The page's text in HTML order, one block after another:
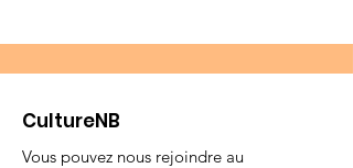
CultureNB
Vous pouvez nous rejoindre au